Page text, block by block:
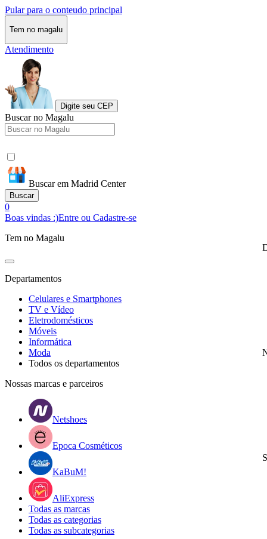
Pular para o conteudo principal
Tem no magalu
Atendimento
Digite seu CEP
Buscar no Magalu
Buscar em Madrid Center
Buscar
0
Boas vindas :)Entre ou Cadastre-se
Tem no Magalu
Departamentos
Celulares e Smartphones
TV e Vídeo
Eletrodomésticos
Móveis
Informática
Moda
Todos os departamentos
Nossas marcas e parceiros
Netshoes
Epoca Cosméticos
KaBuM!
AliExpress
Todas as marcas
Todas as categorias
Todas as subcategorias